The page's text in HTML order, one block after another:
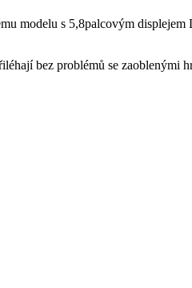
modelu s 5,8palcovým displejem
bez problémů se zaoblenými